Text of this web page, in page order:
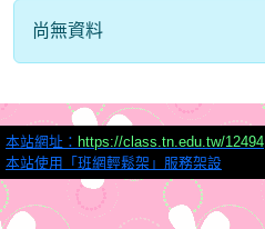
尚無資料
本站網址： https://class.tn.edu.tw/12494
本站使用「班網輕鬆架」服務架設